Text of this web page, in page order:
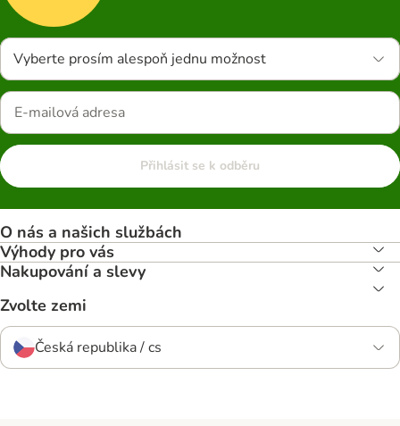
Vyberte prosím alespoň jednu možnost
Přihlásit se k odběru
O nás a našich službách
Výhody pro vás
Nakupování a slevy
Zvolte zemi
Česká republika / cs